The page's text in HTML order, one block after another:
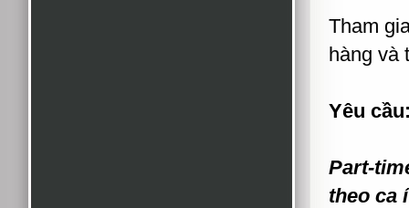
Tham
hàng và
Yêu
Part-
theo ca